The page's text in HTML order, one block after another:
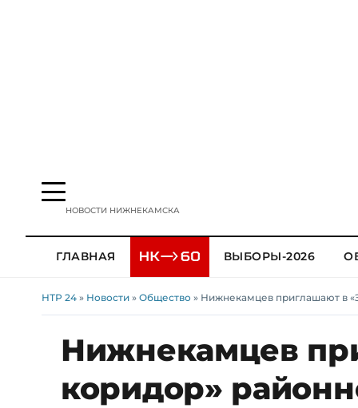
НОВОСТИ НИЖНЕКАМСКА
ГЛАВНАЯ ВЫБОРЫ-2026
НТР 24 » Новости » Общество » Нижнекамцев приглашают в
Нижнекамцев
коридор»